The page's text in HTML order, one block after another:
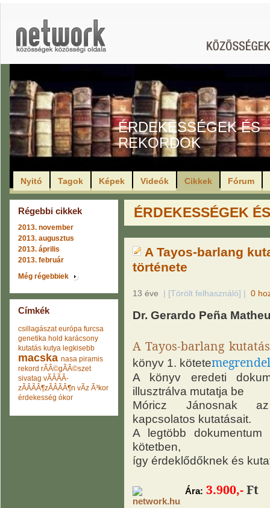
ÉRDEKESSÉGEK ÉS
REKORDOK
Nyitó Tagok Képek Videók Cikkek Fórum
Régebbi cikkek
2013. november
2013. augusztus
2013. április
2013. február
Még régebbiek
Címkék
csillagászat európa furcsa
genetika hold karácsony
kutatás kutya legkisebb
macska nasa piramis
rekord rÃÂ©gÃÂ©szet
sivatag vÃÂÃÂ­
zÃÂÃÂ¶zÃÂÃÂ¶n vÃ­z Ã³kor
érdekesség ókor
ÉRDEKESSÉGEK
A Tayos-barlang
története
13 éve | [Törölt felhasználó] | 0
Dr. Gerardo Peña
A Tayos-barlang
könyv 1. kötete
A könyv eredeti
illusztrálva mutatja be
Móricz Jánosnak az
kapcsolatos kutatásait.
A legtöbb
kötetben,
így érdeklődőknek és
Ára: 3.900,-Ft